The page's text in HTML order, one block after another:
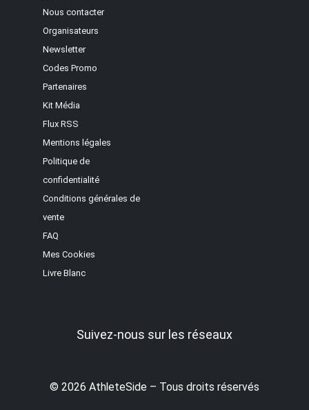
Nous contacter
Organisateurs
Newsletter
Codes Promo
Partenaires
Kit Média
Flux RSS
Mentions légales
Politique de
confidentialité
Conditions générales de
vente
FAQ
Mes Cookies
Livre Blanc
Suivez-nous sur les réseaux
© 2026 AthleteSide – Tous droits réservés